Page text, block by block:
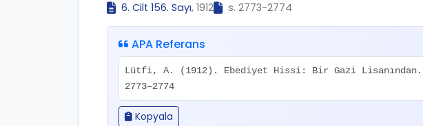
6. Cilt 156. Sayı, 1912 s. 2773-2774
APA Referans
Lütfi, A. (1912). Ebediyet Hissi: Bir Gazi Lisanından.
2773–2774
Kopyala